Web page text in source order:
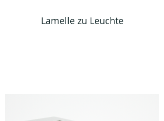
Lamelle zu Leuchte